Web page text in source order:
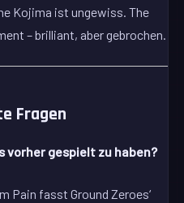
Kojima ist ungewiss. The
– brilliant, aber gebrochen.
Fragen
vorher gespielt zu haben?
Pain fasst Ground Zeroes‘